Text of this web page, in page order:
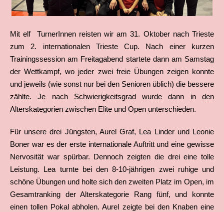
Mit elf TurnerInnen reisten wir am 31. Oktober nach Trieste
zum 2. internationalen Trieste Cup. Nach einer kurzen
Trainingssession am Freitagabend startete dann am Samstag
der Wettkampf, wo jeder zwei freie Übungen zeigen konnte
und jeweils (wie sonst nur bei den Senioren üblich) die bessere
zählte. Je nach Schwierigkeitsgrad wurde dann in den
Alterskategorien zwischen Elite und Open unterschieden.
Für unsere drei Jüngsten, Aurel Graf, Lea Linder und Leonie
Boner war es der erste internationale Auftritt und eine gewisse
Nervosität war spürbar. Dennoch zeigten die drei eine tolle
Leistung. Lea turnte bei den 8-10-jährigen zwei ruhige und
schöne Übungen und holte sich den zweiten Platz im Open, im
Gesamtranking der Alterskategorie Rang fünf, und konnte
einen tollen Pokal abholen. Aurel zeigte bei den Knaben eine